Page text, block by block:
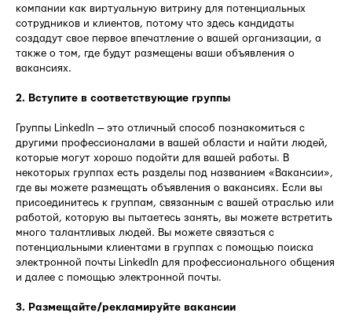
компании как виртуальную витрину для потенциальных
сотрудников и клиентов, потому что здесь кандидаты
создадут свое первое впечатление о вашей организации, а
также о том, где будут размещены ваши объявления о
вакансиях.
2. Вступите в соответствующие группы
Группы LinkedIn — это отличный способ познакомиться с
другими профессионалами в вашей области и найти людей,
которые могут хорошо подойти для вашей работы. В
некоторых группах есть разделы под названием «Вакансии»,
где вы можете размещать объявления о вакансиях. Если вы
присоединитесь к группам, связанным с вашей отраслью или
работой, которую вы пытаетесь занять, вы можете встретить
много талантливых людей. Вы можете связаться с
потенциальными клиентами в группах с помощью поиска
электронной почты LinkedIn для профессионального общения
и далее с помощью электронной почты.
3. Размещайте/рекламируйте вакансии